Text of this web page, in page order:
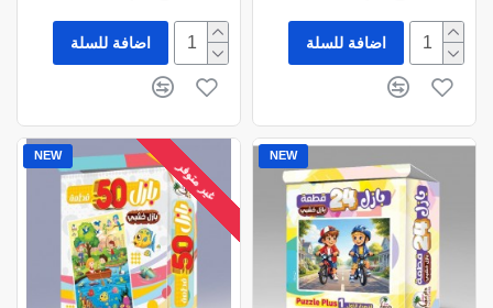
اضافة للسلة اضافة للسلة
NEW
NEW
غير متوفر